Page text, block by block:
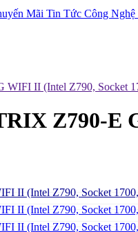
Mãi Tin Tức Công Nghệ
II (Intel Z790, Socket
Z790-E